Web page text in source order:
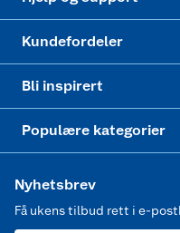
Kundefordeler
Bli inspirert
Populære kategorier
Nyhetsbrev
Få ukens tilbud rett i e-